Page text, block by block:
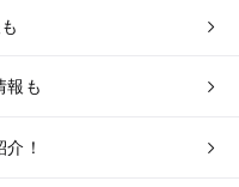
報も
！